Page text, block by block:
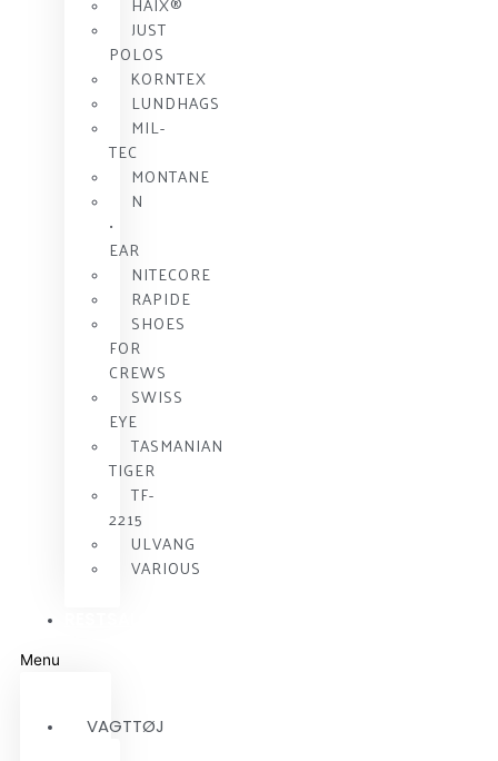
JUST
POLOS
KORNTEX
LUNDHAGS
MIL-
TEC
MONTANE
N
•
EAR
NITECORE
RAPIDE
SHOES
FOR
CREWS
SWISS
EYE
TASMANIAN
TIGER
TF-
2215
ULVANG
VARIOUS
Menu
VAGTTØJ